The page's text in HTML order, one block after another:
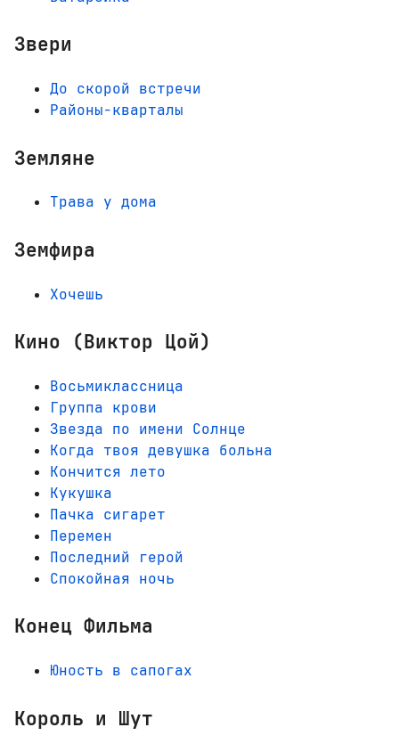
Звери
До скорой встречи
Районы-кварталы
Земляне
Трава у дома
Земфира
Хочешь
Кино (Виктор Цой)
Восьмиклассница
Группа крови
Звезда по имени Солнце
Когда твоя девушка больна
Кончится лето
Кукушка
Пачка сигарет
Перемен
Последний герой
Спокойная ночь
Конец Фильма
Юность в сапогах
Король и Шут